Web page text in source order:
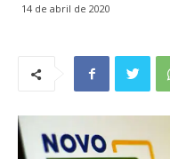
14 de abril de 2020